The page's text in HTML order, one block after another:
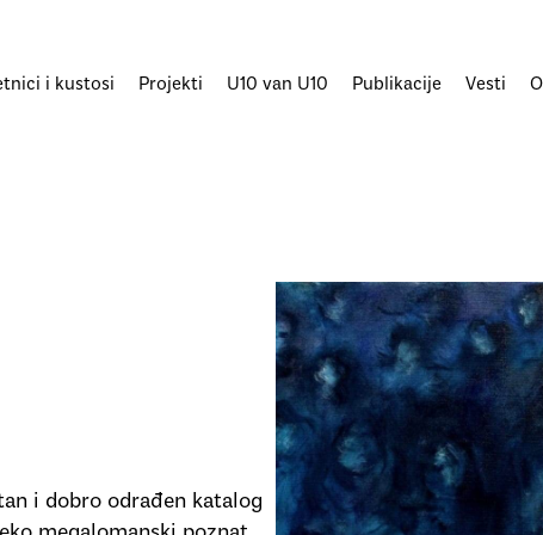
i kustosi Projekti U10 van U10 Publikacije Vesti
i dobro odrađen katalog